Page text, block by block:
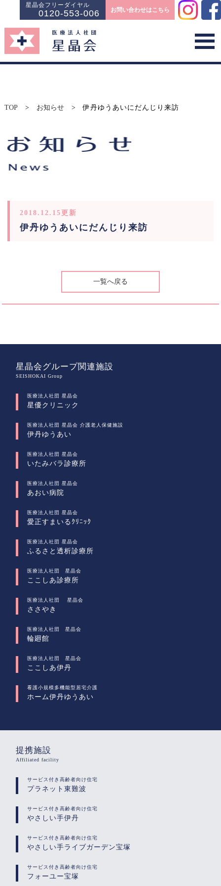
星晶会フリーダイヤル
0120-553-006 お問い合わせはこちら
TOP > お知らせ > 伊丹ゆうあいにだんじり来訪
2018.12.15更新
伊丹ゆうあいにだんじり来訪
一覧へ戻る
星晶会グループ関連施設
SEISHOKAI Group
医療法人社団 星晶会
星優クリニック
医療法人社団 星晶会 介護老人保健施設
伊丹ゆうあい
医療法人社団 星晶会
いたみバラ診療所
医療法人社団 星晶会
あおい病院
医療法人社団 星晶会
愛正すまいるｸﾘﾆｯｸ
医療法人社団 星晶会
ふるさと透析診療所
医療法人社団 星晶会
ここしあ診療所
医療法人社団 星晶会
ささやき
医療法人社団 星晶会
輪廻館
医療法人社団 星晶会
ここしあ伊丹
看護小規模多機能型居宅介護
ホーム伊丹ゆうあい
提携施設
Affiliated facility
サービス付き高齢者向け住宅
プラネット東難波
サービス付き高齢者向け住宅
やさしい手伊丹
サービス付き高齢者向け住宅
やさしい手ライブガーデン宝塚
サービス付き高齢者向け住宅
フォーユー宝塚